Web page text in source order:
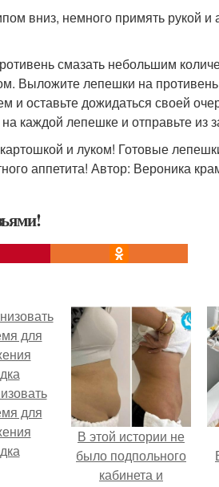
вниз, немного примять рукой и
смазать небольшим
Выложите лепешки на
и оставьте дожидаться своей
каждой лепешке и отправьте из
и луком! Готовые
аппетита! Автор: Вероника
для
В этой истории не
было подпольного
кабинета и